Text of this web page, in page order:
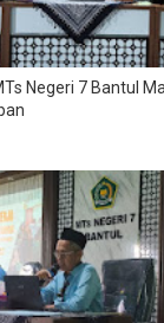
Negeri 7 Bantul